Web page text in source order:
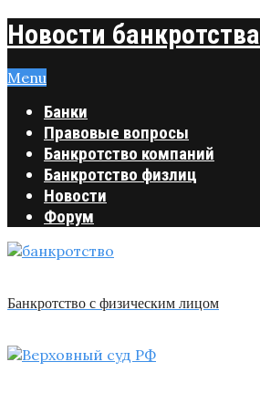
Новости банкротства
Menu
Банки
Правовые вопросы
Банкротство компаний
Банкротство физлиц
Новости
Форум
Банкротство с физическим лицом